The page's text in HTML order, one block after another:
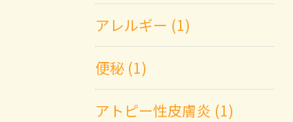
アレルギー (1)
便秘 (1)
アトピー性皮膚炎 (1)